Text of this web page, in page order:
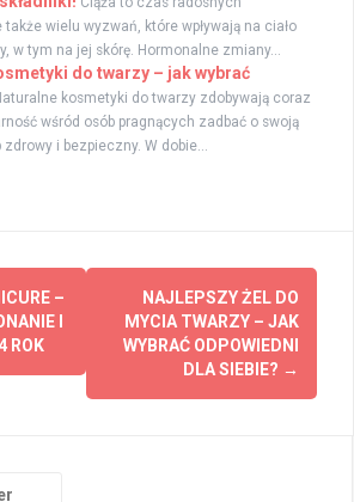
wielu wyzwań, które wpływają na ciało
w tym na jej skórę. Hormonalne zmiany...
do twarzy – jak wybrać
kosmetyki do twarzy zdobywają coraz
wśród osób pragnących zadbać o swoją
zdrowy i bezpieczny. W dobie...
–
I
ROK
NAJLEPSZY ŻEL DO
MYCIA TWARZY – JAK
WYBRAĆ ODPOWIEDNI
DLA SIEBIE? →